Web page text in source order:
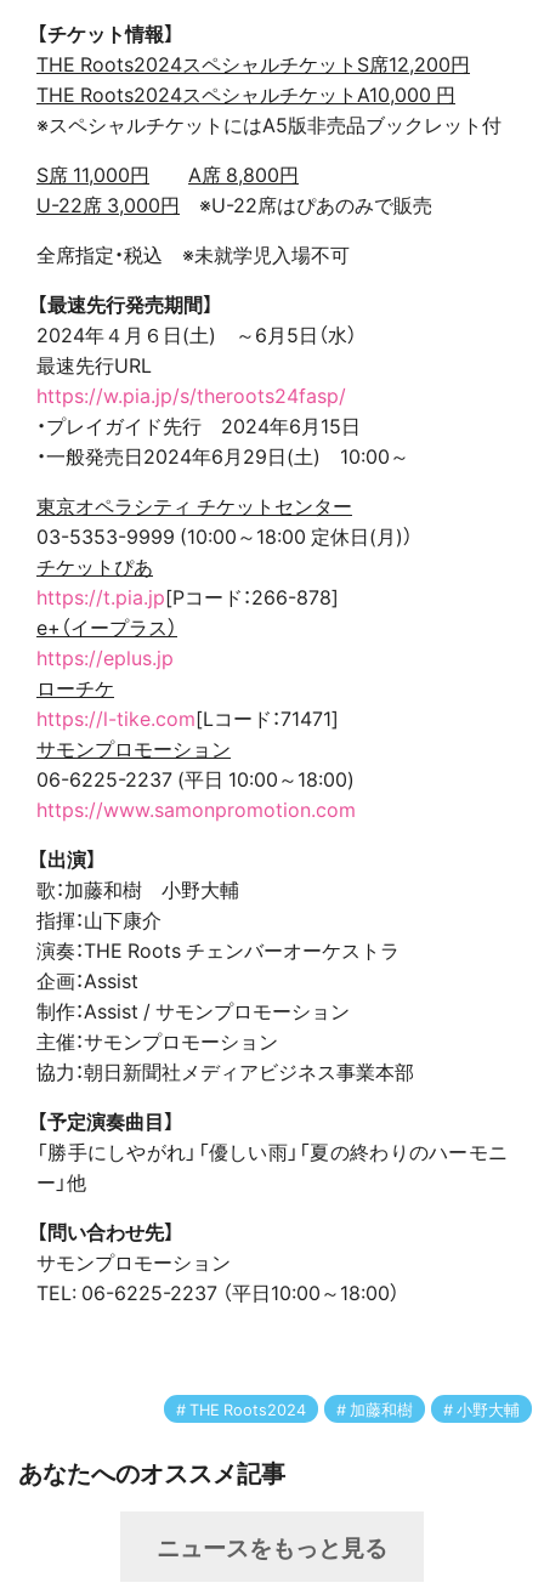
【チケット情報】
THE Roots2024スペシャルチケットS席12,200円
THE Roots2024スペシャルチケットA10,000 円
※スペシャルチケットにはA5版非売品ブックレット付
S席 11,000円
A席 8,800円
U-22席 3,000円 ※U-22席はぴあのみで販売
全席指定・税込 ※未就学児入場不可
【最速先行発売期間】
2024年４月６日(土) ～6月5日（水）
最速先行URL
https://w.pia.jp/s/theroots24fasp/
・プレイガイド先行 2024年6月15日
・一般発売日2024年6月29日(土) 10:00～
東京オペラシティ チケットセンター
03-5353-9999 (10:00～18:00 定休日(月)）
チケットぴあ
https://t.pia.jp[Pコード：266-878]
e+（イープラス）
https://eplus.jp
ローチケ
https://l-tike.com[Lコード：71471]
サモンプロモーション
06-6225-2237 (平日 10:00～18:00)
https://www.samonpromotion.com
【出演】
歌：加藤和樹 小野大輔
指揮：山下康介
演奏：THE Roots チェンバーオーケストラ
企画：Assist
制作：Assist / サモンプロモーション
主催：サモンプロモーション
協力：朝日新聞社メディアビジネス事業本部
【予定演奏曲目】
「勝手にしやがれ」「優しい雨」「夏の終わりのハーモニ
ー」他
【問い合わせ先】
サモンプロモーション
TEL: 06-6225-2237 （平日10:00～18:00）
THE Roots2024 加藤和樹 小野大輔
あなたへのオススメ記事
ニュースをもっと見る